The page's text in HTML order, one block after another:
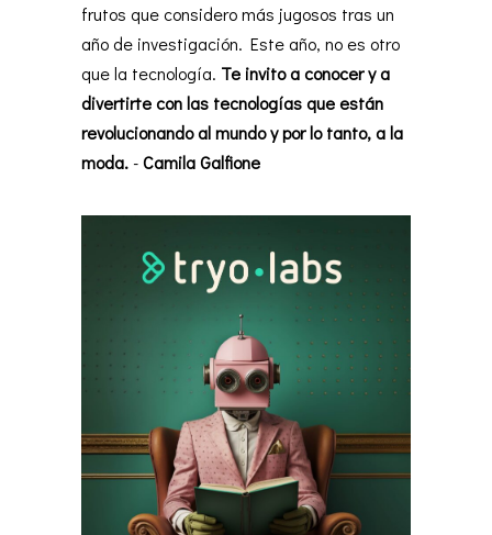
frutos que considero más jugosos tras un
año de investigación. Este año, no es otro
que la tecnología. Te invito a conocer y a
divertirte con las tecnologías que están
revolucionando al mundo y por lo tanto, a la
moda. -Camila Galfione